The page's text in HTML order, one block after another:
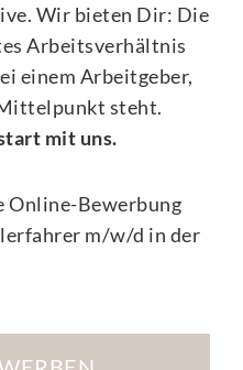
Wir bieten Dir: Die
Arbeitsverhältnis
einem Arbeitgeber,
steht.
mit uns.
Online-Bewerbung
m/w/d in der